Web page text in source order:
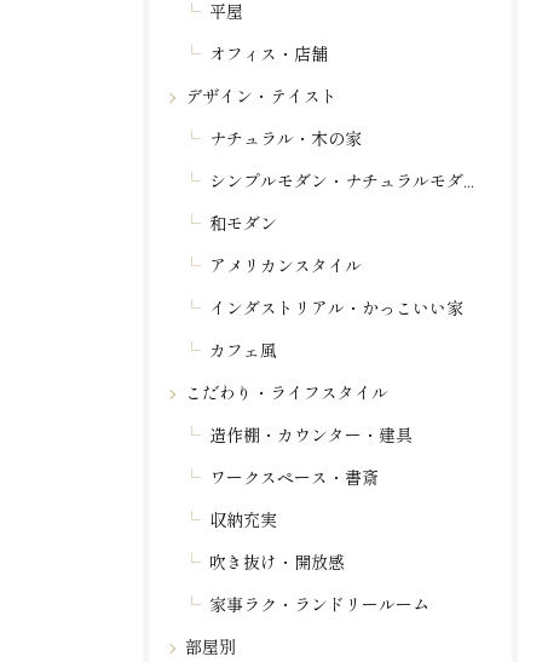
平屋
オフィス・店舗
デザイン・テイスト
ナチュラル・木の家
シンプルモダン・ナチュラルモダン
和モダン
アメリカンスタイル
インダストリアル・かっこいい家
カフェ風
こだわり・ライフスタイル
造作棚・カウンター・建具
ワークスペース・書斎
収納充実
吹き抜け・開放感
家事ラク・ランドリールーム
部屋別